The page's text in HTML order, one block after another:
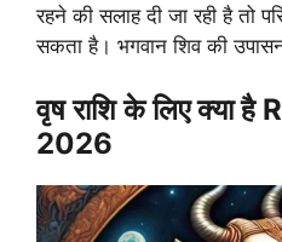
रहने की सलाह दी जा रही है तो
सकता है। भगवान शिव की
वृष राशि के लिए क्या
2026